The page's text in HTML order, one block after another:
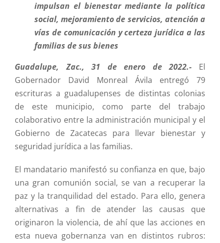
impulsan el bienestar mediante la política
social, mejoramiento de servicios, atención a
vías de comunicación y certeza jurídica a las
familias de sus bienes
Guadalupe, Zac., 31 de enero de 2022.- El
Gobernador David Monreal Ávila entregó 79
escrituras a guadalupenses de distintas colonias
de este municipio, como parte del trabajo
colaborativo entre la administración municipal y el
Gobierno de Zacatecas para llevar bienestar y
seguridad jurídica a las familias.
El mandatario manifestó su confianza en que, bajo
una gran comunión social, se van a recuperar la
paz y la tranquilidad del estado. Para ello, genera
alternativas a fin de atender las causas que
originaron la violencia, de ahí que las acciones en
esta nueva gobernanza van en distintos rubros: